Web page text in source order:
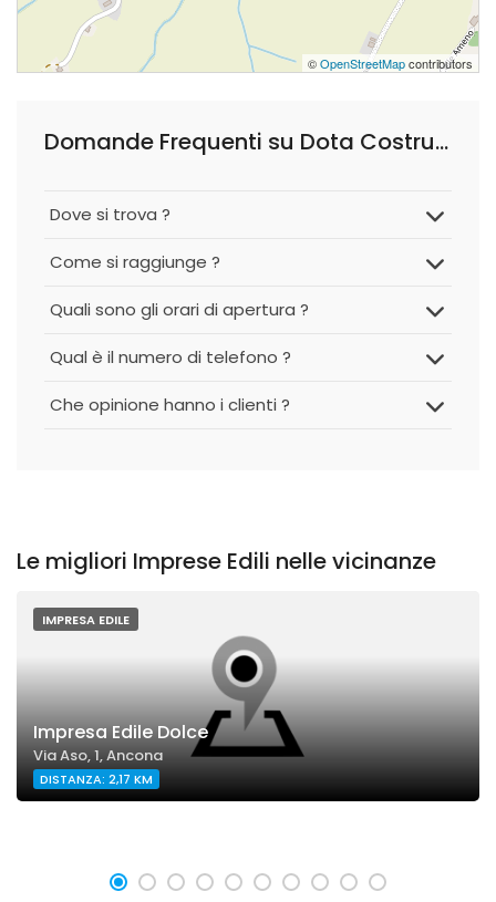
©OpenStreetMapcontributors
Domande Frequenti su Dota Costruzioni di Dota Michele Mario
Dove si trova ?
Come si raggiunge ?
Quali sono gli orari di apertura ?
Qual è il numero di telefono ?
Che opinione hanno i clienti ?
Le migliori Imprese Edili nelle vicinanze
IMPRESA EDILE
Impresa Edile Dolce
Via Aso, 1, Ancona
DISTANZA: 2,17 KM